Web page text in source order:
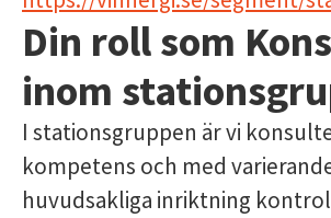
Din roll som
inom
I stationsgruppen är vi
kompetens och med
huvudsakliga inriktning